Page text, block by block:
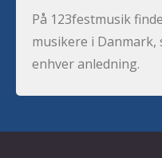
På 123festmusik
musikere i Danmark,
enhver anledning.